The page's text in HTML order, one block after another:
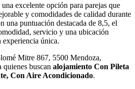
excelente opción para parejas que
y comodidades de calidad durante
una puntuación destacada de 8,5, el
servicio y una ubicación
experiencia única.
Mitre 867, 5500 Mendoza,
quienes buscan alojamiento Con Pileta
Con Aire Acondicionado.